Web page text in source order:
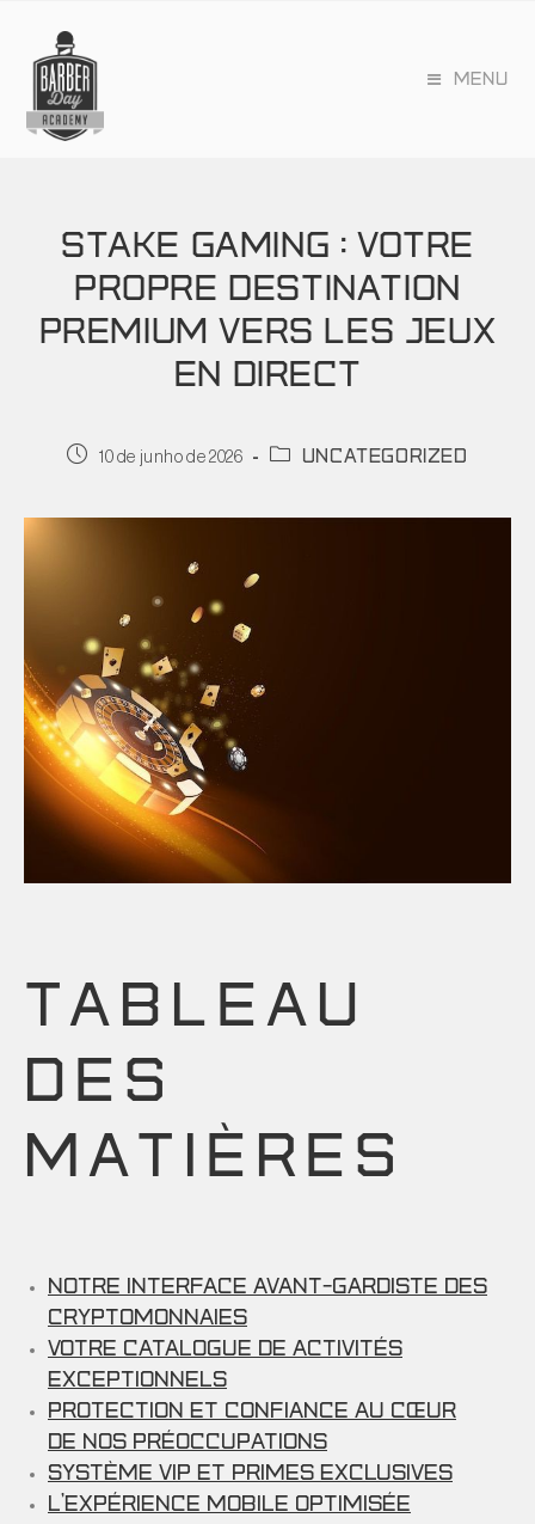
MENU
STAKE GAMING : VOTRE
PROPRE DESTINATION
PREMIUM VERS LES JEUX
EN DIRECT
10 de junho de 2026 uncategorized
TABLEAU
DES
MATIÈRES
Notre interface avant-gardiste des
cryptomonnaies
Votre catalogue de activités
exceptionnels
Protection et confiance au cœur
de nos préoccupations
Système VIP et primes exclusives
L’expérience mobile optimisée